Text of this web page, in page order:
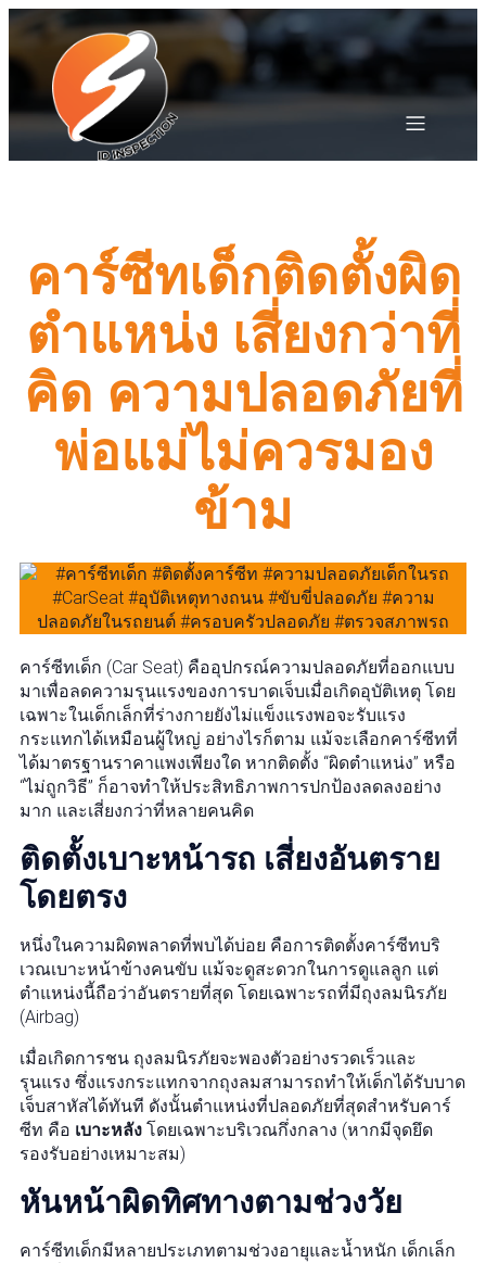
คาร์ซีทเด็กติดตั้งผิด
ตำแหน่ง เสี่ยงกว่าที่
คิด ความปลอดภัยที่
พ่อแม่ไม่ควรมอง
ข้าม
คาร์ซีทเด็ก (Car Seat) คืออุปกรณ์ความปลอดภัยที่ออกแบบ
มาเพื่อลดความรุนแรงของการบาดเจ็บเมื่อเกิดอุบัติเหตุ โดย
เฉพาะในเด็กเล็กที่ร่างกายยังไม่แข็งแรงพอจะรับแรง
กระแทกได้เหมือนผู้ใหญ่ อย่างไรก็ตาม แม้จะเลือกคาร์ซีทที่
ได้มาตรฐานราคาแพงเพียงใด หากติดตั้ง “ผิดตำแหน่ง” หรือ
“ไม่ถูกวิธี” ก็อาจทำให้ประสิทธิภาพการปกป้องลดลงอย่าง
มาก และเสี่ยงกว่าที่หลายคนคิด
ติดตั้งเบาะหน้ารถ เสี่ยงอันตราย
โดยตรง
หนึ่งในความผิดพลาดที่พบได้บ่อย คือการติดตั้งคาร์ซีทบริ
เวณเบาะหน้าข้างคนขับ แม้จะดูสะดวกในการดูแลลูก แต่
ตำแหน่งนี้ถือว่าอันตรายที่สุด โดยเฉพาะรถที่มีถุงลมนิรภัย
(Airbag)
เมื่อเกิดการชน ถุงลมนิรภัยจะพองตัวอย่างรวดเร็วและ
รุนแรง ซึ่งแรงกระแทกจากถุงลมสามารถทำให้เด็กได้รับบาด
เจ็บสาหัสได้ทันที ดังนั้นตำแหน่งที่ปลอดภัยที่สุดสำหรับคาร์
ซีท คือ เบาะหลัง โดยเฉพาะบริเวณกึ่งกลาง (หากมีจุดยึด
รองรับอย่างเหมาะสม)
หันหน้าผิดทิศทางตามช่วงวัย
คาร์ซีทเด็กมีหลายประเภทตามช่วงอายุและน้ำหนัก เด็กเล็ก